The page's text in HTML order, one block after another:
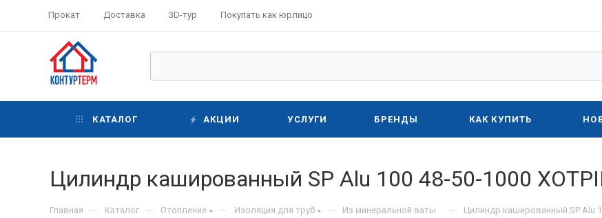
Прокат Доставка 3D-тур Покупать как юрлицо
КАТАЛОГ АКЦИИ УСЛУГИ БРЕНДЫ КАК КУПИТЬ
Цилиндр кашированный SP Alu 100 48-50-1000
Главная — Каталог — Отопление — Изоляция для труб — Из минеральной ваты — Цилиндр кашированный SP Alu